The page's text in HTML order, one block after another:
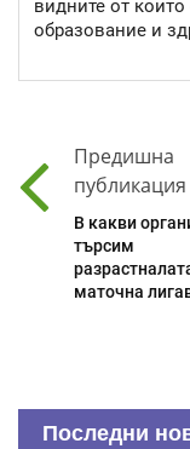
видните от
образование и
Предишна
публикация
В какви
търсим
маточна
Последни